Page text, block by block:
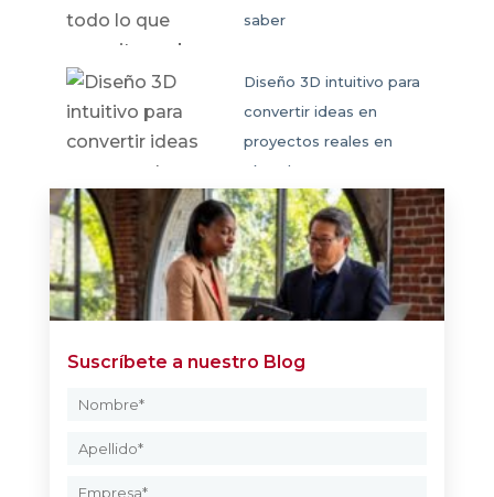
saber
Diseño 3D intuitivo para
convertir ideas en
proyectos reales en
SketchUp
Suscríbete a nuestro Blog